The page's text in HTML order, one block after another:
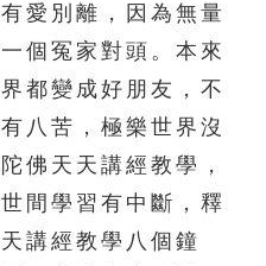
愛別離，因為無量
個冤家對頭。本來
都變成好朋友，不
八苦，極樂世界沒
佛天天講經教學，
間學習有中斷，釋
講經教學八個鐘